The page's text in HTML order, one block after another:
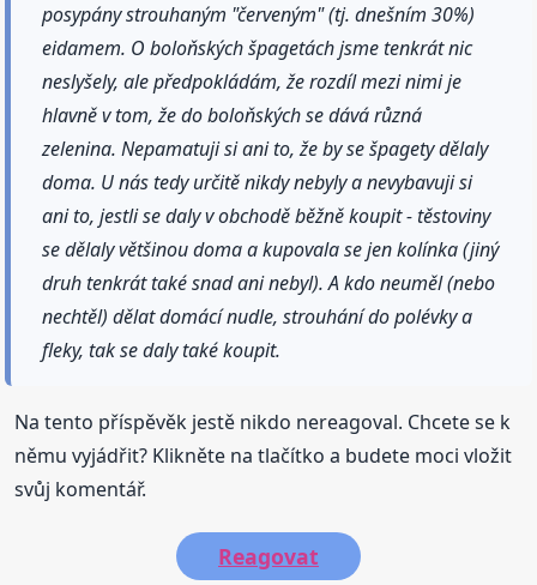
posypány strouhaným "červeným" (tj. dnešním 30%)
eidamem. O boloňských špagetách jsme tenkrát nic
neslyšely, ale předpokládám, že rozdíl mezi nimi je
hlavně v tom, že do boloňských se dává různá
zelenina. Nepamatuji si ani to, že by se špagety dělaly
doma. U nás tedy určitě nikdy nebyly a nevybavuji si
ani to, jestli se daly v obchodě běžně koupit - těstoviny
se dělaly většinou doma a kupovala se jen kolínka (jiný
druh tenkrát také snad ani nebyl). A kdo neuměl (nebo
nechtěl) dělat domácí nudle, strouhání do polévky a
fleky, tak se daly také koupit.
Na tento příspěvěk jestě nikdo nereagoval. Chcete se k
němu vyjádřit? Klikněte na tlačítko a budete moci vložit
svůj komentář.
Reagovat